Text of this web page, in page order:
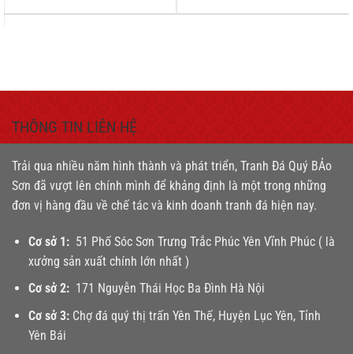
THÔNG TIN LIÊN HỆ
Trải qua nhiều năm hình thành và phát triển, Tranh Đá Quý BẢo
Sơn đã vượt lên chính mình để khảng định là một trong những
đơn vị hàng đầu về chế tác và kinh doanh tranh đá hiện nay.
Cơ sở 1:51 Phố Sóc Sơn Trưng Trắc Phúc Yên Vĩnh Phúc ( là
xưởng sản xuất chính lớn nhất )
Cơ sở 2:171 Nguyễn Thái Học Ba Đình Hà Nội
Cơ sở 3:Chợ đá quý thị trấn Yên Thế, Huyện Lục Yên, Tỉnh
Yên Bái